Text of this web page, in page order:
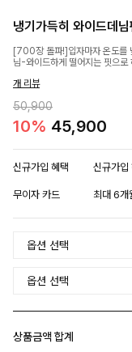
냉기가득히 와이드데
[700장 돌파!]입자마자 온도를
님-와이드하게 떨어지는 핏으로
개 리뷰
50,900
10% 45,900
신규가입 혜택 신규가입
무이자 카드 최대 6개
상품금액 합계